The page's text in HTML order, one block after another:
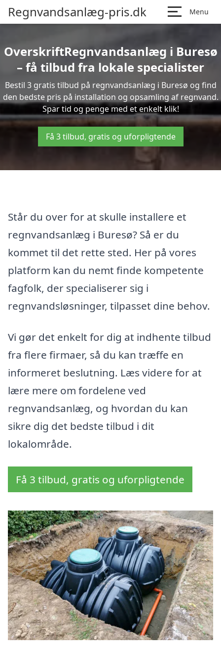
Regnvandsanlæg-pris.dk Menu
OverskriftRegnvandsanlæg i Buresø
– få tilbud fra lokale specialister
Bestil 3 gratis tilbud på regnvandsanlæg i Buresø og find
den bedste pris på installation og opsamling af regnvand.
Spar tid og penge med et enkelt klik!
Få 3 tilbud, gratis og uforpligtende
Står du over for at skulle installere et
regnvandsanlæg i Buresø? Så er du
kommet til det rette sted. Her på vores
platform kan du nemt finde kompetente
fagfolk, der specialiserer sig i
regnvandsløsninger, tilpasset dine behov.
Vi gør det enkelt for dig at indhente tilbud
fra flere firmaer, så du kan træffe en
informeret beslutning. Læs videre for at
lære mere om fordelene ved
regnvandsanlæg, og hvordan du kan
sikre dig det bedste tilbud i dit
lokalområde.
Få 3 tilbud, gratis og uforpligtende